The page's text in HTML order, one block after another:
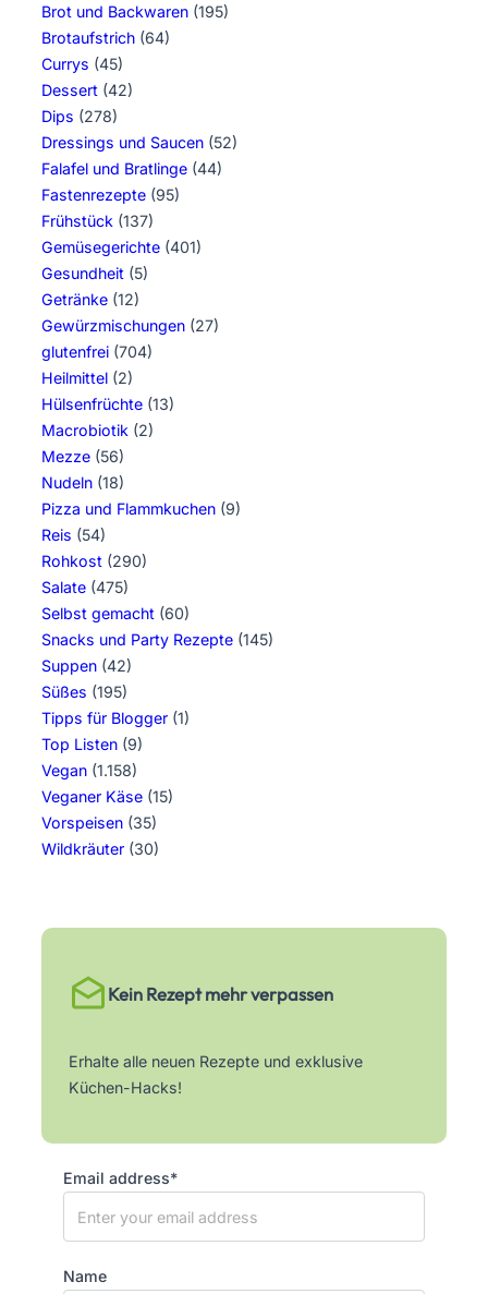
Brot und Backwaren (195)
Brotaufstrich (64)
Currys (45)
Dessert (42)
Dips (278)
Dressings und Saucen (52)
Falafel und Bratlinge (44)
Fastenrezepte (95)
Frühstück (137)
Gemüsegerichte (401)
Gesundheit (5)
Getränke (12)
Gewürzmischungen (27)
glutenfrei (704)
Heilmittel (2)
Hülsenfrüchte (13)
Macrobiotik (2)
Mezze (56)
Nudeln (18)
Pizza und Flammkuchen (9)
Reis (54)
Rohkost (290)
Salate (475)
Selbst gemacht (60)
Snacks und Party Rezepte (145)
Suppen (42)
Süßes (195)
Tipps für Blogger (1)
Top Listen (9)
Vegan (1.158)
Veganer Käse (15)
Vorspeisen (35)
Wildkräuter (30)
Kein Rezept mehr verpassen
Erhalte alle neuen Rezepte und exklusive
Küchen-Hacks!
Email address*
Name